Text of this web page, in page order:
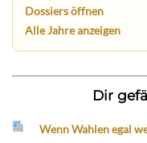
Dossiers öffnen
Alle Jahre anzeigen
Dir
Wenn Wahlen egal